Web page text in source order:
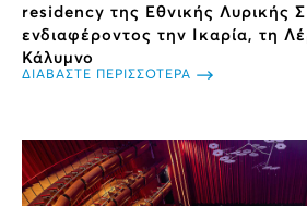
residency της Εθνικής Λυρικής
ενδιαφέροντος την Ικαρία, τη
Κάλυμνο
ΔΙΑΒΑΣΤΕ ΠΕΡΙΣΣΟΤΕΡΑ